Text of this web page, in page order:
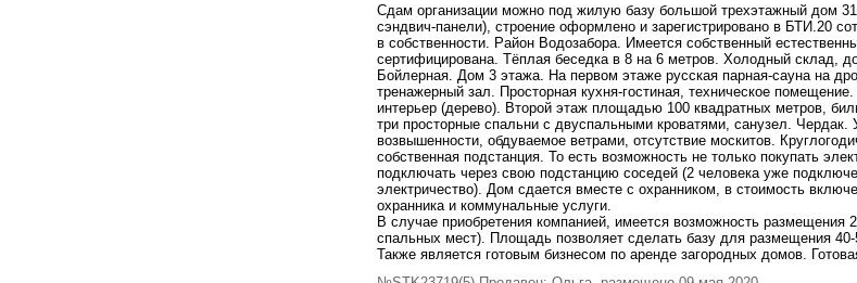
Сдам организации можно под жилую базу большой трехэтажный дом
сэндвич-панели), строение оформлено и зарегистрировано в БТИ.20
в собственности. Район Водозабора. Имеется собственный
сертифицирована. Тёплая беседка в 8 на 6 метров. Холодный склад,
Бойлерная. Дом 3 этажа. На первом этаже русская парная-сауна на
тренажерный зал. Просторная кухня-гостиная, техническое
интерьер (дерево). Второй этаж площадью 100 квадратных метров,
три просторные спальни с двуспальными кроватями, санузел.
возвышенности, обдуваемое ветрами, отсутствие москитов.
собственная подстанция. То есть возможность не только покупать
подключать через свою подстанцию соседей (2 человека уже
электричество). Дом сдается вместе с охранником, в стоимость
охранника и коммунальные услуги.
В случае приобретения компанией, имеется возможность размещения
спальных мест). Площадь позволяет сделать базу для размещения 40-
Также является готовым бизнесом по аренде загородных домов.